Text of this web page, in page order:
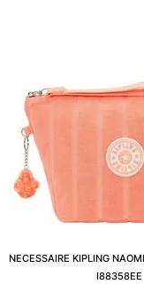
NECESSAIRE KIPLING
I88358EE